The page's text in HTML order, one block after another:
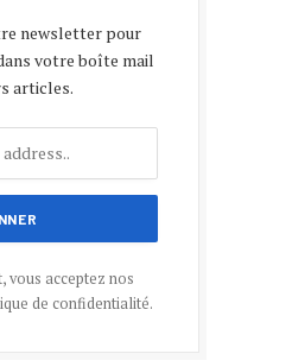
newsletter pour
votre boîte mail
articles.
vous acceptez nos
de confidentialité.